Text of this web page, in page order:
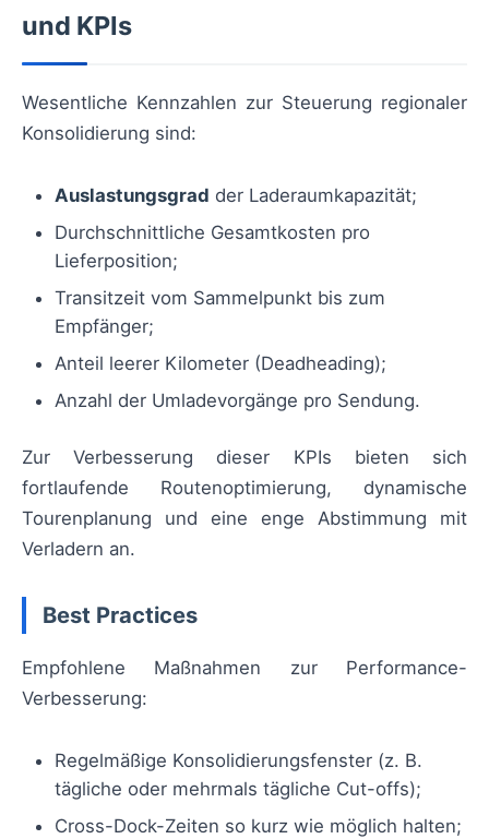
und KPIs
Wesentliche Kennzahlen zur Steuerung regionaler
Konsolidierung sind:
Auslastungsgrad der Laderaumkapazität;
Durchschnittliche Gesamtkosten pro
Lieferposition;
Transitzeit vom Sammelpunkt bis zum
Empfänger;
Anteil leerer Kilometer (Deadheading);
Anzahl der Umladevorgänge pro Sendung.
Zur Verbesserung dieser KPIs bieten sich
fortlaufende Routenoptimierung, dynamische
Tourenplanung und eine enge Abstimmung mit
Verladern an.
Best Practices
Empfohlene Maßnahmen zur Performance-
Verbesserung:
Regelmäßige Konsolidierungsfenster (z. B.
tägliche oder mehrmals tägliche Cut-offs);
Cross-Dock-Zeiten so kurz wie möglich halten;